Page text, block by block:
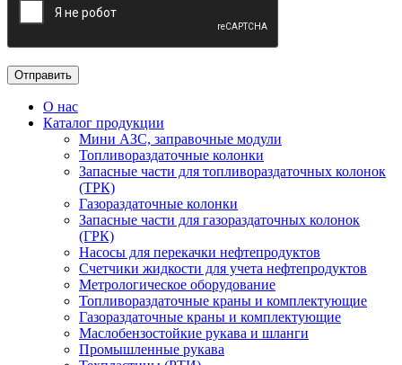
О нас
Каталог продукции
Мини АЗС, заправочные модули
Топливораздаточные колонки
Запасные части для топливораздаточных колонок
(ТРК)
Газораздаточные колонки
Запасные части для газораздаточных колонок
(ГРК)
Насосы для перекачки нефтепродуктов
Счетчики жидкости для учета нефтепродуктов
Метрологическое оборудование
Топливораздаточные краны и комплектующие
Газораздаточные краны и комплектующие
Маслобензостойкие рукава и шланги
Промышленные рукава